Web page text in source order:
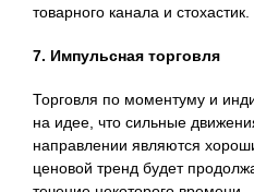
товарного канала и стохастик.
7. Импульсная торговля
Торговля по моментуму и
на идее, что сильные
направлении являются
ценовой тренд будет